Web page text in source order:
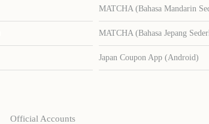
MATCHA (Bahasa Mandarin
MATCHA (Bahasa Jepang
Japan Coupon App (Android)
Official Accounts